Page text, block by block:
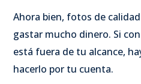
Ahora bien, fotos de
gastar mucho dinero. Si
está fuera de tu alcance,
hacerlo por tu cuenta.